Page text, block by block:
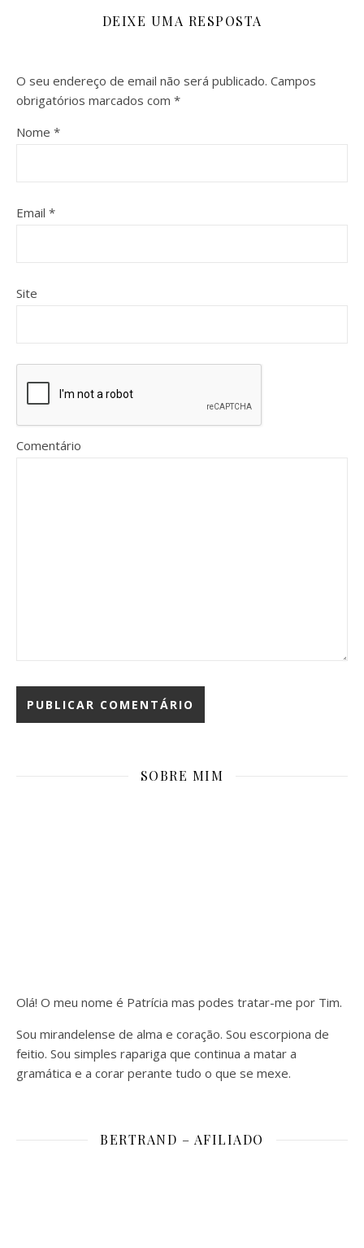
DEIXE UMA RESPOSTA
O seu endereço de email não será publicado. Campos
obrigatórios marcados com *
Nome *
Email *
Site
Comentário
SOBRE MIM
Olá! O meu nome é Patrícia mas podes tratar-me por Tim.
Sou mirandelense de alma e coração. Sou escorpiona de
feitio. Sou simples rapariga que continua a matar a
gramática e a corar perante tudo o que se mexe.
BERTRAND – AFILIADO